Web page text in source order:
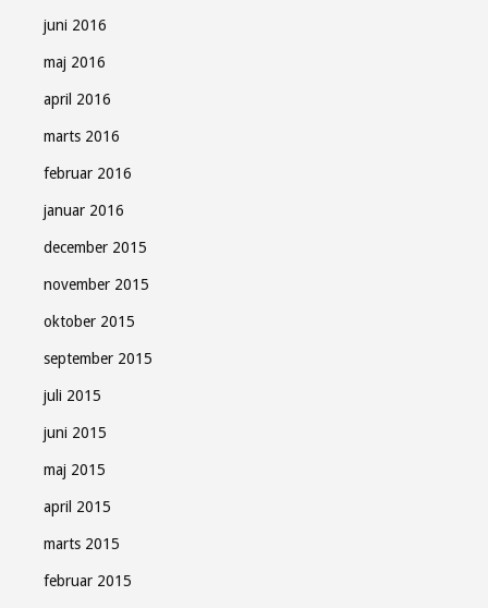
juni 2016
maj 2016
april 2016
marts 2016
februar 2016
januar 2016
december 2015
november 2015
oktober 2015
september 2015
juli 2015
juni 2015
maj 2015
april 2015
marts 2015
februar 2015